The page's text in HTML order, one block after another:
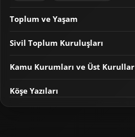
Toplum ve Yaşam
Sivil Toplum Kuruluşları
Kamu Kurumları ve Üst Kurullar
Köşe Yazıları